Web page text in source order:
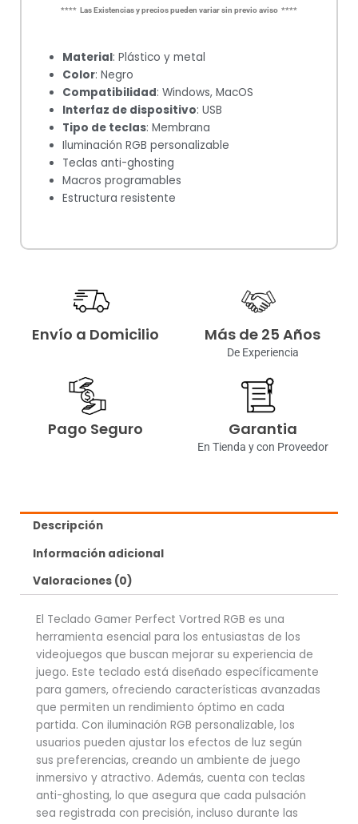
**** Las Existencias y precios pueden variar sin previo aviso ****
Material: Plástico y metal
Color: Negro
Compatibilidad: Windows, MacOS
Interfaz de dispositivo: USB
Tipo de teclas: Membrana
Iluminación RGB personalizable
Teclas anti-ghosting
Macros programables
Estructura resistente
Envío a Domicilio Más de 25 Años
De Experiencia
Pago Seguro Garantia
En Tienda y con Proveedor
Descripción
Información adicional
Valoraciones (0)
El Teclado Gamer Perfect Vortred RGB es una
herramienta esencial para los entusiastas de los
videojuegos que buscan mejorar su experiencia de
juego. Este teclado está diseñado específicamente
para gamers, ofreciendo características avanzadas
que permiten un rendimiento óptimo en cada
partida. Con iluminación RGB personalizable, los
usuarios pueden ajustar los efectos de luz según
sus preferencias, creando un ambiente de juego
inmersivo y atractivo. Además, cuenta con teclas
anti-ghosting, lo que asegura que cada pulsación
sea registrada con precisión, incluso durante las